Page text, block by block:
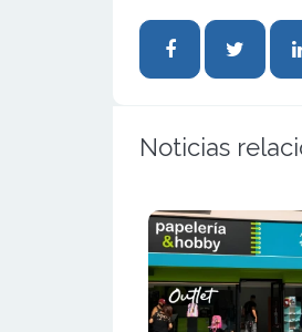
Noticias